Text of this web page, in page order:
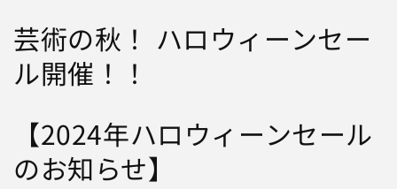
芸術の秋！ ハロウィーンセー
ル開催！！
【2024年ハロウィーンセール
のお知らせ】